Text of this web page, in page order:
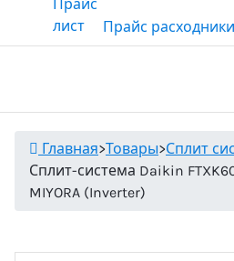
Прайс расходники
Главная>Товары>Сплит
Сплит-система Daikin
MIYORA (Inverter)